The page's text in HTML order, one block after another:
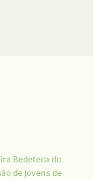
Bedeteca do
de Jovens de